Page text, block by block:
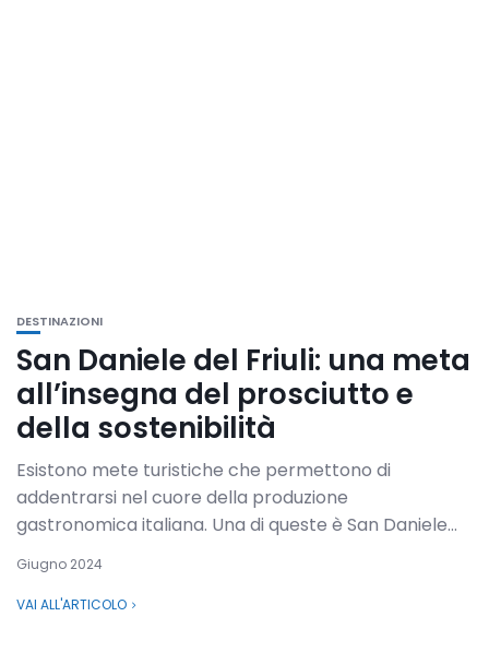
DESTINAZIONI
San Daniele del Friuli: una meta
all’insegna del prosciutto e
della sostenibilità
Esistono mete turistiche che permettono di
addentrarsi nel cuore della produzione
gastronomica italiana. Una di queste è San Daniele...
Giugno 2024
VAI ALL'ARTICOLO